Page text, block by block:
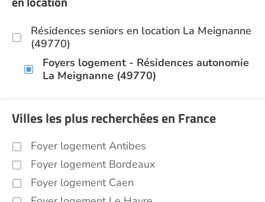
Résidences seniors en location La Meignanne
(49770)
Foyers logement - Résidences autonomie
La Meignanne (49770)
Villes les plus recherchées en France
Foyer logement Antibes
Foyer logement Bordeaux
Foyer logement Caen